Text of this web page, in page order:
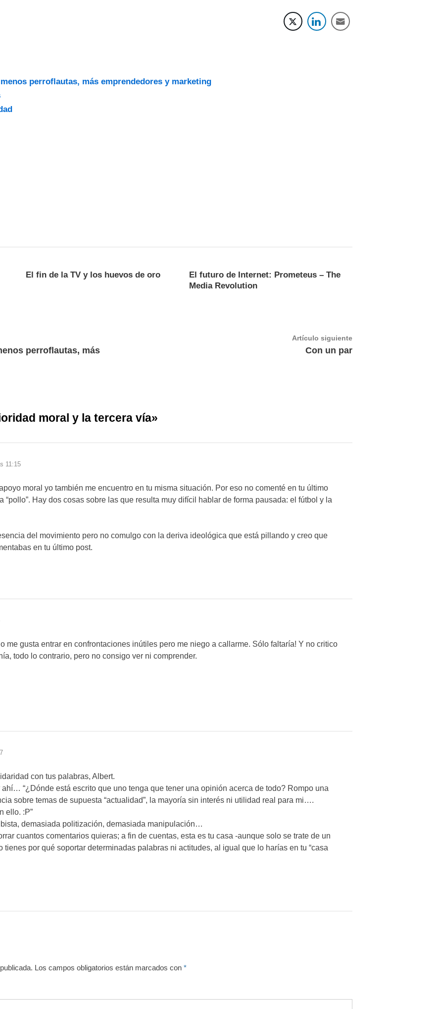
perroflautas, más emprendedores y marketing
El fin de la TV y los huevos de oro
El futuro de Internet: Prometeus – The
Media Revolution
perroflautas, más
Artículo siguienteArtículo
siguiente:
Con un par
moral y la tercera vía»
11:15
moral yo también me encuentro en tu misma situación. Por eso no comenté en tu último
Hay dos cosas sobre las que resulta muy difícil hablar de forma pausada: el fútbol y la
del movimiento pero no comulgo con la deriva ideológica que está pillando y creo que
en tu último post.
me gusta entrar en confrontaciones inútiles pero me niego a callarme. Sólo faltaría! Y no critico
todo lo contrario, pero no consigo ver ni comprender.
con tus palabras, Albert.
“¿Dónde está escrito que uno tenga que tener una opinión acerca de todo? Rompo una
sobre temas de supuesta “actualidad”, la mayoría sin interés ni utilidad real para mi….
ello. :P”
demasiada politización, demasiada manipulación…
cuantos comentarios quieras; a fin de cuentas, esta es tu casa -aunque solo se trate de un
tienes por qué soportar determinadas palabras ni actitudes, al igual que lo harías en tu “casa
Los campos obligatorios están marcados con *